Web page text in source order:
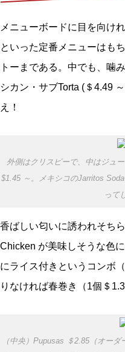
メニューボードに目を向け
といった定番メニューはも
トーまである。中でも、噛
シカン・サブTorta (＄4.49
え！
外側はクリスピーで、中はジュ
$1.45 ～。メキシコのJarritos
って
香ばしい匂いに誘われそち
Chicken が美味しそうな色
にライス付きというコンボ
りなければ春巻き（1個＄
（中央）Pupusas ＄2.85（オー